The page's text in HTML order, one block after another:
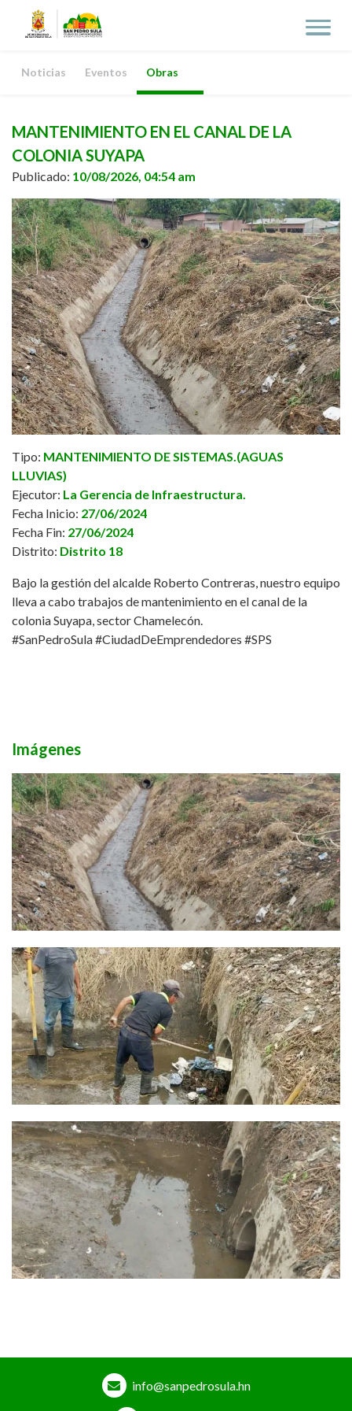
Noticias Eventos Obras
MANTENIMIENTO EN EL CANAL DE LA
COLONIA SUYAPA
Publicado: 10/08/2026, 04:54 am
Tipo: MANTENIMIENTO DE SISTEMAS.(AGUAS
LLUVIAS)
Ejecutor: La Gerencia de Infraestructura.
Fecha Inicio: 27/06/2024
Fecha Fin: 27/06/2024
Distrito: Distrito 18
Bajo la gestión del alcalde Roberto Contreras, nuestro equipo
lleva a cabo trabajos de mantenimiento en el canal de la
colonia Suyapa, sector Chamelecón.
#SanPedroSula#CiudadDeEmprendedores #SPS
Imágenes
info@sanpedrosula.hn